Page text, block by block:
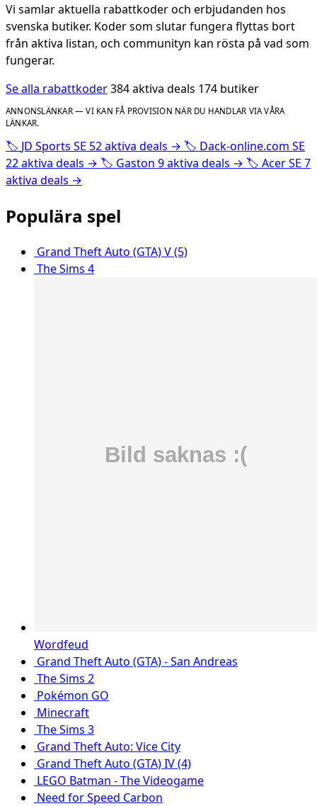
Vi samlar aktuella rabattkoder och erbjudanden hos
svenska butiker. Koder som slutar fungera flyttas bort
från aktiva listan, och communityn kan rösta på vad som
fungerar.
Se alla rabattkoder384 aktiva deals 174 butiker
ANNONSLÄNKAR — VI KAN FÅ PROVISION NÄR DU HANDLAR VIA VÅRA
LÄNKAR.
🏷️ JD Sports SE 52 aktiva deals → 🏷️ Dack-online.com SE
22 aktiva deals → 🏷️ Gaston 9 aktiva deals → 🏷️ Acer SE 7
aktiva deals →
Populära spel
Grand Theft Auto (GTA) V (5)
The Sims 4
Wordfeud
Grand Theft Auto (GTA) - San Andreas
The Sims 2
Pokémon GO
Minecraft
The Sims 3
Grand Theft Auto: Vice City
Grand Theft Auto (GTA) IV (4)
LEGO Batman - The Videogame
Need for Speed Carbon